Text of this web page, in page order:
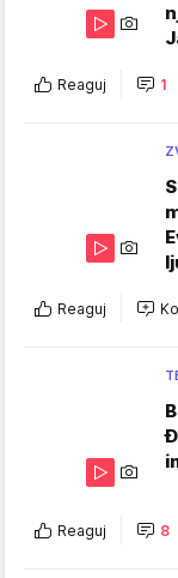
Reaguj 1
Reaguj
Reaguj 8